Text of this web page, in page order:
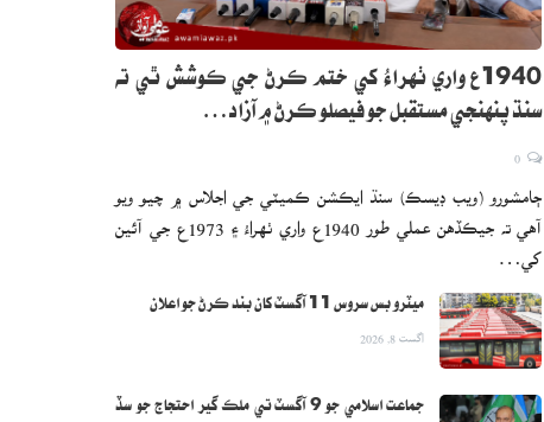
1940ع واري ٺهراءُ کي ختم ڪرڻ جي ڪوشش ٿي ته
سنڌ پنهنجي مستقبل جو فيصلو ڪرڻ ۾ آزاد…
ڄامشورو (ويب ڊيسڪ) سنڌ ايڪشن ڪميٽي جي اجلاس ۾ چيو ويو
آهي ته جيڪڏهن عملي طور 1940ع واري ٺهراءُ ۽ 1973ع جي آئين
کي…
ميٽرو بس سروس 11 آگسٽ کان بند ڪرڻ جو اعلان
اگست 8, 2026
جماعت اسلامي جو 9 آگسٽ تي ملڪ گير احتجاج جو سڏ